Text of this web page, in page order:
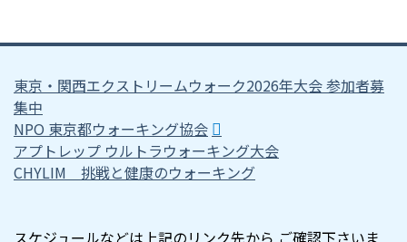
東京・関西エクストリームウォーク2026年大会 参加者募
集中
NPO 東京都ウォーキング協会
アプトレップ ウルトラウォーキング大会
CHYLIM 挑戦と健康のウォーキング
スケジュールなどは上記のリンク先から ご確認下さいま